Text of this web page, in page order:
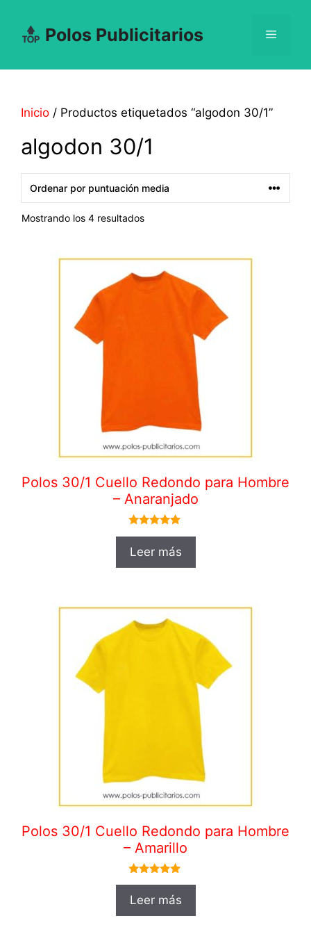
contenidoPolos Publicitarios Menú
Inicio / Productos etiquetados “algodon 30/1”
algodon 30/1
Mostrando los 4 resultadosOrdenado
media
Polos 30/1 Cuello Redondo para Hombre
– Anaranjado
Leer más
Polos 30/1 Cuello Redondo para Hombre
– Amarillo
5.00
Leer más